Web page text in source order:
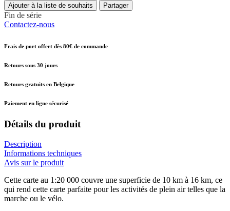
Ajouter à la liste de souhaits Partager
Fin de série
Contactez-nous
Frais de port offert dès 80€ de commande
Retours sous 30 jours
Retours gratuits en Belgique
Paiement en ligne sécurisé
Détails du produit
Description
Informations techniques
Avis sur le produit
Cette carte au 1:20 000 couvre une superficie de 10 km à 16 km, ce
qui rend cette carte parfaite pour les activités de plein air telles que la
marche ou le vélo.